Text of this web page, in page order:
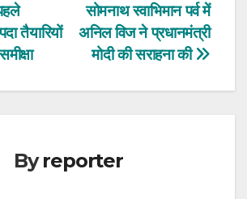
सोमनाथ स्वाभिमान पर्व में
अनिल विज ने प्रधानमंत्री
मोदी की सराहना की
तैयारियों
Byreporter